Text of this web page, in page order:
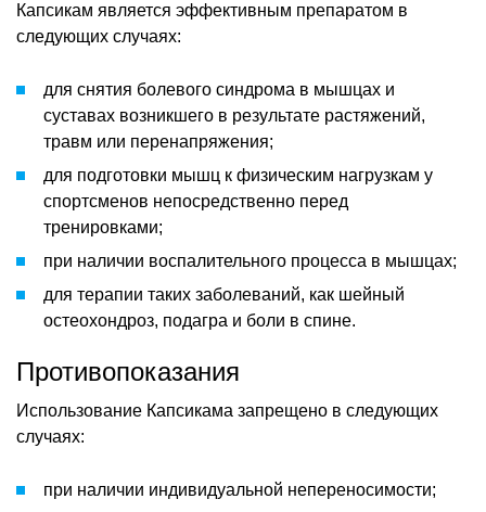
Капсикам является эффективным препаратом в
следующих случаях:
для снятия болевого синдрома в мышцах и
суставах возникшего в результате растяжений,
травм или перенапряжения;
для подготовки мышц к физическим нагрузкам у
спортсменов непосредственно перед
тренировками;
при наличии воспалительного процесса в мышцах;
для терапии таких заболеваний, как шейный
остеохондроз, подагра и боли в спине.
Противопоказания
Использование Капсикама запрещено в следующих
случаях:
при наличии индивидуальной непереносимости;